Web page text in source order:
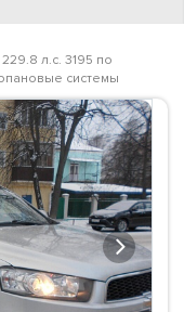
л.с. 3195 по
системы
Next